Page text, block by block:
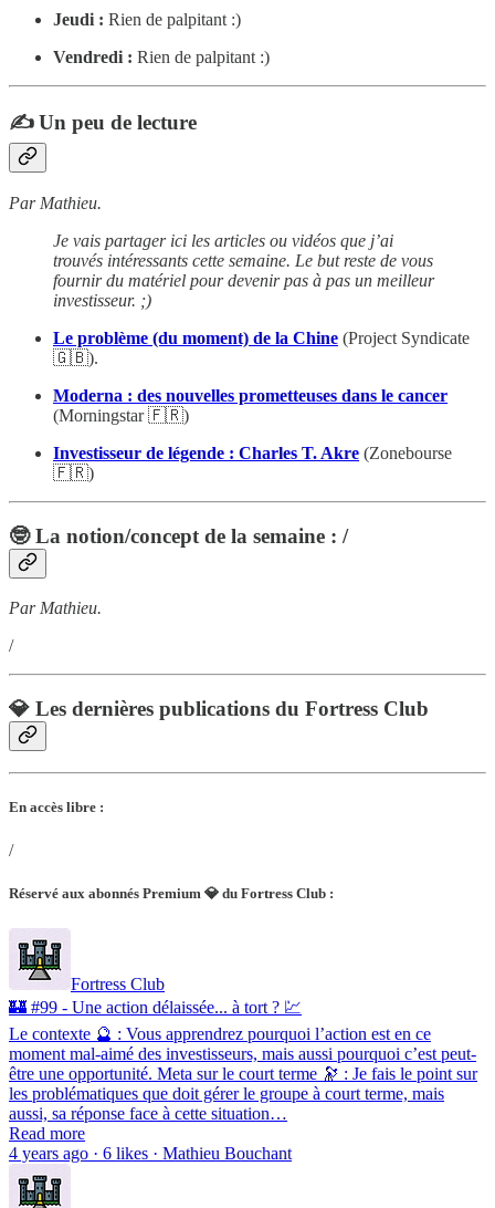
Jeudi : Rien de palpitant :)
Vendredi : Rien de palpitant :)
✍️ Un peu de lecture
Par Mathieu.
Je vais partager ici les articles ou vidéos que j’ai
trouvés intéressants cette semaine. Le but reste de vous
fournir du matériel pour devenir pas à pas un meilleur
investisseur. ;)
Le problème (du moment) de la Chine (Project Syndicate
🇬🇧).
Moderna : des nouvelles prometteuses dans le cancer
(Morningstar 🇫🇷)
Investisseur de légende : Charles T. Akre (Zonebourse
🇫🇷)
🤓 La notion/concept de la semaine : /
Par Mathieu.
/
💎 Les dernières publications du Fortress Club
En accès libre :
/
Réservé aux abonnés Premium 💎 du Fortress Club :
Fortress Club
🏰 #99 - Une action délaissée... à tort ? 💹
Le contexte 🔮 : Vous apprendrez pourquoi l’action est en ce
moment mal-aimé des investisseurs, mais aussi pourquoi c’est peut-
être une opportunité. Meta sur le court terme 🔭 : Je fais le point sur
les problématiques que doit gérer le groupe à court terme, mais
aussi, sa réponse face à cette situation…
Read more
4 years ago · 6 likes · Mathieu Bouchant